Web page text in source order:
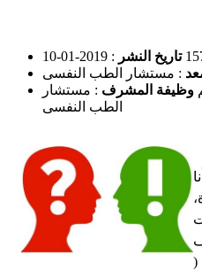
تاريخ النشر : 2019-01-10
: مستشار الطب النفسى
وظيفة المشرف : مستشار
الطب النفسى
(